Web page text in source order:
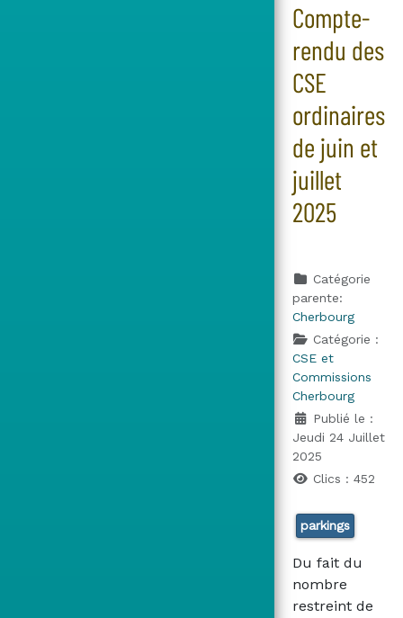
Compte-
rendu des
CSE
ordinaires
de juin et
juillet
2025
Catégorie
parente:
Cherbourg
Catégorie :
CSE et
Commissions
Cherbourg
Publié le :
Jeudi 24 Juillet
2025
Clics : 452
parkings
Du fait du
nombre
restreint de